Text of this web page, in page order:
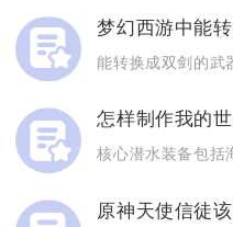
梦幻西游中能
怎样制作我的
原神天使信徒